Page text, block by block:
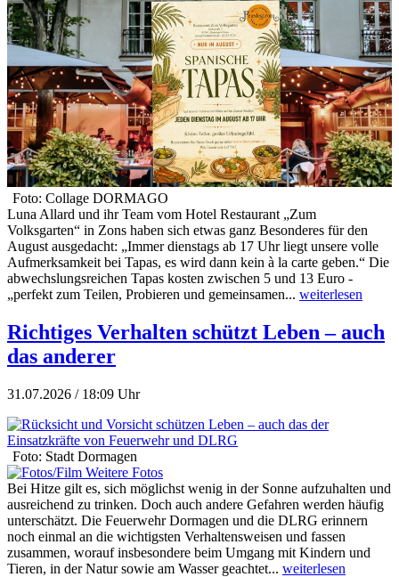
Foto: Collage DORMAGO
Luna Allard und ihr Team vom Hotel Restaurant „Zum
Volksgarten“ in Zons haben sich etwas ganz Besonderes für den
August ausgedacht: „Immer dienstags ab 17 Uhr liegt unsere volle
Aufmerksamkeit bei Tapas, es wird dann kein à la carte geben.“ Die
abwechslungsreichen Tapas kosten zwischen 5 und 13 Euro -
„perfekt zum Teilen, Probieren und gemeinsamen... weiterlesen
Richtiges Verhalten schützt Leben – auch
das anderer
31.07.2026 / 18:09 Uhr
Foto: Stadt Dormagen
Weitere Fotos
Bei Hitze gilt es, sich möglichst wenig in der Sonne aufzuhalten und
ausreichend zu trinken. Doch auch andere Gefahren werden häufig
unterschätzt. Die Feuerwehr Dormagen und die DLRG erinnern
noch einmal an die wichtigsten Verhaltensweisen und fassen
zusammen, worauf insbesondere beim Umgang mit Kindern und
Tieren, in der Natur sowie am Wasser geachtet... weiterlesen